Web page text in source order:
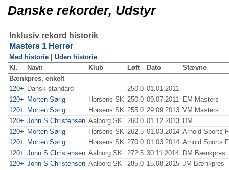
Danske rekorder, Udstyr
Inklusiv rekord historik
Masters 1 Herrer
Med historie
Uden historie
Kl.
Navn Klub Løft Dato
Stævne
Bænkpres, enkelt
120+ Dansk standard - 250.0 01.01.2011
120+ Morten Sørig Horsens SK 250.0 09.07.2011 EM Masters
120+ Morten Sørig Horsens SK 255.0 29.09.2013 VM Masters
120+ John S Christensen Aalborg SK 260.0 01.12.2013 DM
120+ Morten Sørig Horsens SK 262.5 01.03.2014 Arnold Sports
120+ Morten Sørig Horsens SK 270.0 01.03.2014 Arnold Sports
120+ John S Christensen Aalborg SK 272.5 30.11.2014 DM Bænkpres
120+ John S Christensen Aalborg SK 285.0 15.08.2015 JM Bænkpres